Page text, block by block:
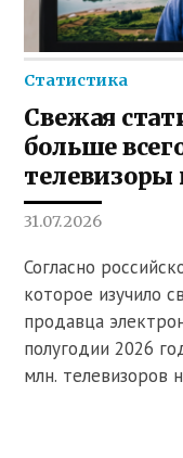
Статистика
Свежая
больше
31.07.2026
Согласно
которое изучило
продавца
полугодии 2026
млн. телевизоров